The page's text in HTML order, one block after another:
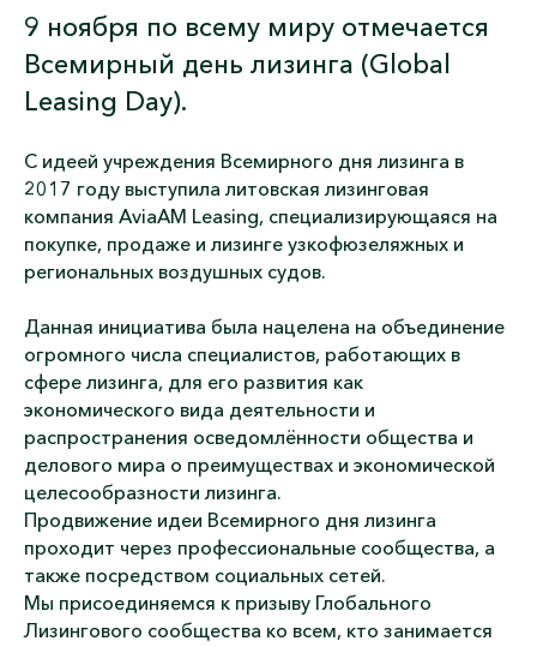
9 ноября по всему миру отмечается
Всемирный день лизинга (Global
Leasing Day).
С идеей учреждения Всемирного дня лизинга в
2017 году выступила литовская лизинговая
компания AviaAM Leasing, специализирующаяся на
покупке, продаже и лизинге узкофюзеляжных и
региональных воздушных судов.
Данная инициатива была нацелена на объединение
огромного числа специалистов, работающих в
сфере лизинга, для его развития как
экономического вида деятельности и
распространения осведомлённости общества и
делового мира о преимуществах и экономической
целесообразности лизинга.
Продвижение идеи Всемирного дня лизинга
проходит через профессиональные сообщества, а
также посредством социальных сетей.
Мы присоединяемся к призыву Глобального
Лизингового сообщества ко всем, кто занимается